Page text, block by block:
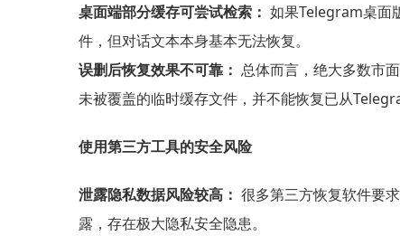
桌面端部分缓存可尝试检索： 如果Telegram桌面
件，但对话文本本身基本无法恢复。
误删后恢复效果不可靠： 总体而言，绝大多数市
未被覆盖的临时缓存文件，并不能恢复已从
使用第三方工具的安全风险
泄露隐私数据风险较高： 很多第三方恢复软件要
露，存在极大隐私安全隐患。